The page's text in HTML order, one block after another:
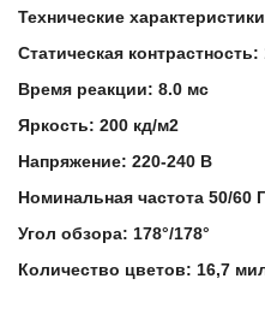
Технические
Статическая контрастность:
Время реакции: 8.0 мс
Яркость: 200 кд/м2
Напряжение: 220-240 В
Номинальная частота 50/60
Угол обзора: 178°/178°
Количество цветов: 16,7